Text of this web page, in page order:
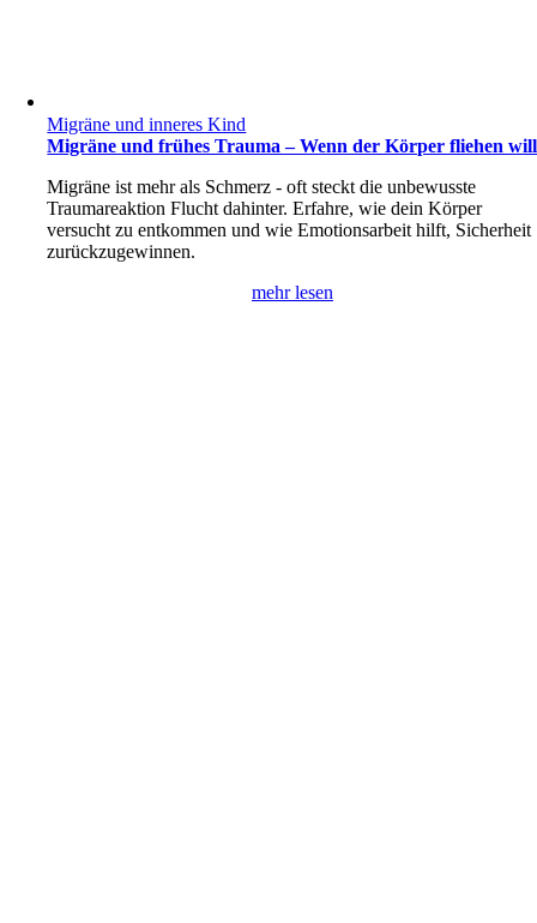
Migräne und inneres Kind
Migräne und frühes Trauma – Wenn der Körper fliehen will
Migräne ist mehr als Schmerz - oft steckt die unbewusste
Traumareaktion Flucht dahinter. Erfahre, wie dein Körper
versucht zu entkommen und wie Emotionsarbeit hilft, Sicherheit
zurückzugewinnen.
mehr lesen